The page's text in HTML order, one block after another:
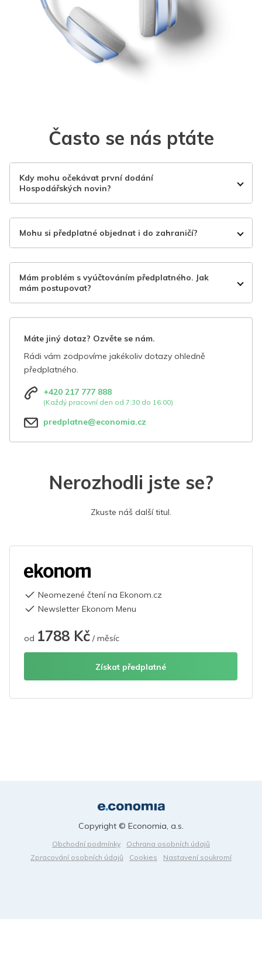
Často se nás ptáte
Kdy mohu očekávat první dodání
Hospodářských novin?
Mohu si předplatné objednat i do zahraničí?
Mám problém s vyúčtováním předplatného. Jak
mám postupovat?
Máte jiný dotaz? Ozvěte se nám.
Rádi vám zodpovíme jakékoliv dotazy ohledně
předplatného.
+420 217 777 888
(Každý pracovní den od 7:30 do 16:00)
predplatne@economia.cz
Nerozhodli jste se?
Zkuste náš další titul.
Neomezené čtení na Ekonom.cz
Newsletter Ekonom Menu
od 1788 Kč / měsíc
Získat předplatné
Obchodní podmínky
Ochrana osobních údajů
Zpracování osobních údajů
Cookies Nastavení soukromí
Copyright © Economia, a.s.